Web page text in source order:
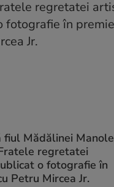
fiul Mădălinei Manole
regretatei
o fotografie în
Petru Mircea Jr.